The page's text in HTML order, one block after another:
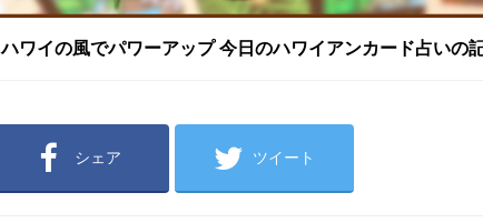
ハワイの風でパワーアップ 今日のハワイアンカード占いの
シェア ツイート